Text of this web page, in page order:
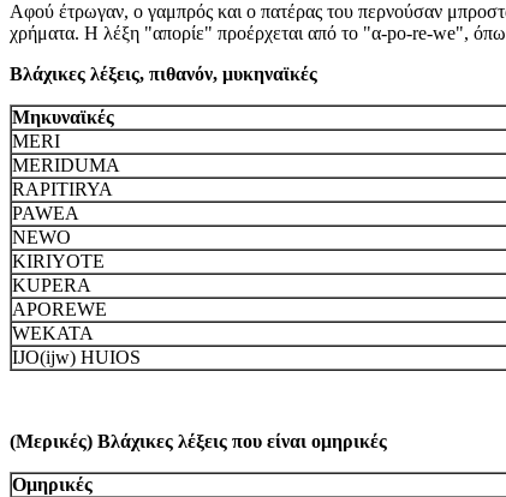
Αφού έτρωγαν, ο γαμπρός και ο πατέρας του περνούσαν
χρήματα. Η λέξη "απορίε" προέρχεται από το "α-po-re-we",
Βλάχικες λέξεις, πιθανόν, μυκηναϊκές
Μηκυναϊκές
MERI
MERIDUMA
RAPITIRYA
PAWEA
NEWO
KIRIYOTE
KUPERA
APOREWE
WEKATA
IJO(ijw) HUIOS
(Μερικές) Βλάχικες λέξεις που είναι ομηρικές
Ομηρικές